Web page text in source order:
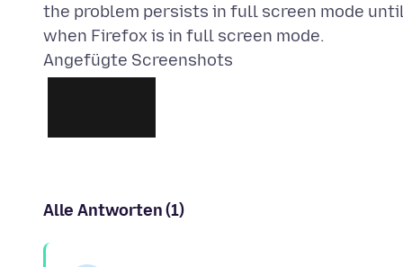
the problem persists in full screen mode
Angefügte Screenshots
Alle Antworten (1)